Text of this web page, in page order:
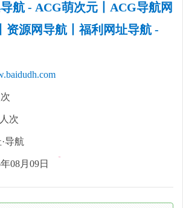
航 - ACG萌次元丨ACG导航网
资源网导航丨福利网址导航 -
人次
导航
08月09日